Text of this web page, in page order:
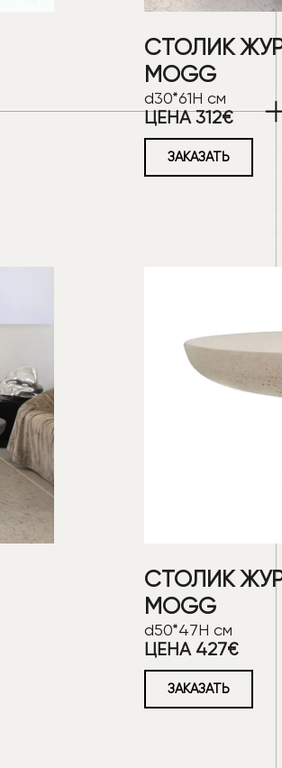
СТОЛИК
MOGG
d30*61H см
ЦЕНА 312€
ЗАКАЗАТЬ
СТОЛИК
MOGG
d50*47H см
ЦЕНА 427€
ЗАКАЗАТЬ